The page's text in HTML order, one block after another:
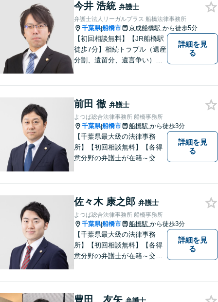
豊富な対応実績。セカンドオ
ピニオンも可能です【初回相
談無料】【夜間／土日祝日対
応可】
今井 浩統 弁護士
弁護士法人リーガルプラス 船橋法律事務所
千葉県|船橋市 京成船橋駅 から徒歩5分
【初回相談無料】【JR船橋駅
徒歩7分】相続トラブル（遺産
分割、遺留分、遺言争い）、
詳細を見
る
前田 徹 弁護士
よつば総合法律事務所 船橋事務所
千葉県|船橋市 船橋駅 から徒歩3分
【千葉県最大級の法律事務
所】【初回相談無料】【各得
意分野の弁護士が在籍～交通
詳細を見
る
佐々木 康之郎 弁護士
よつば総合法律事務所 船橋事務所
千葉県|船橋市 船橋駅 から徒歩3分
【千葉県最大級の法律事務
所】【初回相談無料】【各得
意分野の弁護士が在籍～交通
詳細を見
る
豊田 友矢